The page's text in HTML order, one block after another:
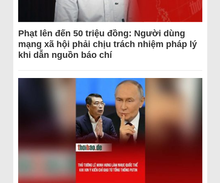
Phạt lên đến 50 triệu đồng: Người dùng
mạng xã hội phải chịu trách nhiệm pháp lý
khi dẫn nguồn báo chí